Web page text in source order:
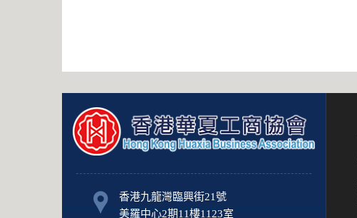
香港九龍灣臨興街21號
美羅中心2期11樓1123室